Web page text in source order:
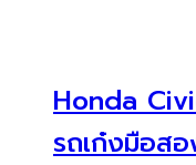
Honda
รถเก๋งมือส